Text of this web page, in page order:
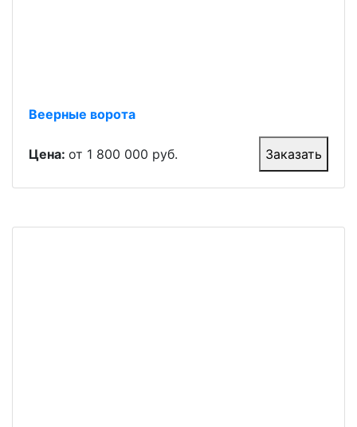
Веерные ворота
Цена: от 1 800 000 руб. Заказать